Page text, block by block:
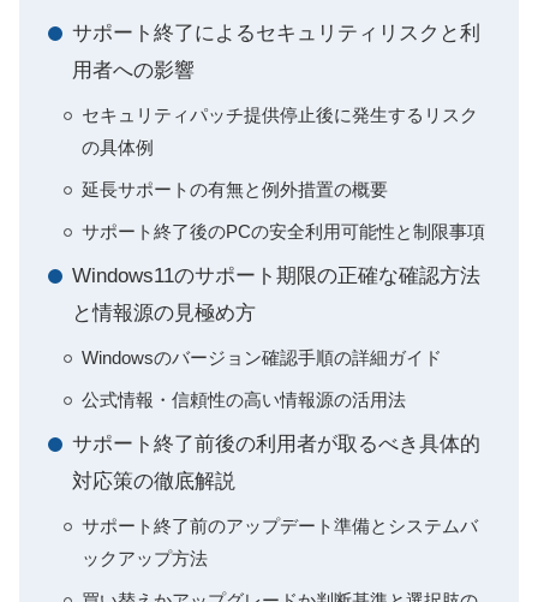
サポート終了によるセキュリティリスクと利
用者への影響
セキュリティパッチ提供停止後に発生するリスク
の具体例
延長サポートの有無と例外措置の概要
サポート終了後のPCの安全利用可能性と制限事項
Windows11のサポート期限の正確な確認方法
と情報源の見極め方
Windowsのバージョン確認手順の詳細ガイド
公式情報・信頼性の高い情報源の活用法
サポート終了前後の利用者が取るべき具体的
対応策の徹底解説
サポート終了前のアップデート準備とシステムバ
ックアップ方法